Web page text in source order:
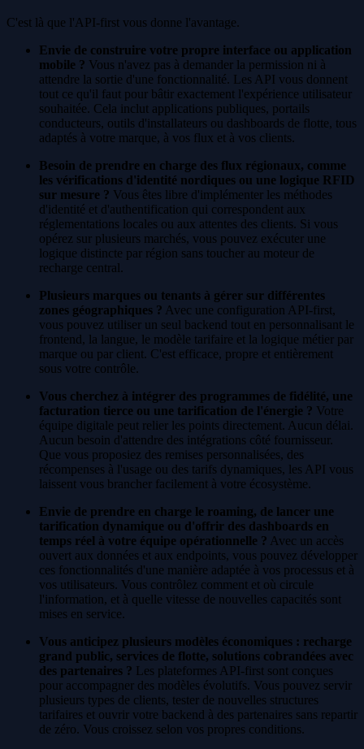
C'est là que l'API-first vous donne l'avantage.
Envie de construire votre propre interface ou application
mobile ? Vous n'avez pas à demander la permission ni à
attendre la sortie d'une fonctionnalité. Les API vous donnent
tout ce qu'il faut pour bâtir exactement l'expérience utilisateur
souhaitée. Cela inclut applications publiques, portails
conducteurs, outils d'installateurs ou dashboards de flotte, tous
adaptés à votre marque, à vos flux et à vos clients.
Besoin de prendre en charge des flux régionaux, comme
les vérifications d'identité nordiques ou une logique RFID
sur mesure ? Vous êtes libre d'implémenter les méthodes
d'identité et d'authentification qui correspondent aux
réglementations locales ou aux attentes des clients. Si vous
opérez sur plusieurs marchés, vous pouvez exécuter une
logique distincte par région sans toucher au moteur de
recharge central.
Plusieurs marques ou tenants à gérer sur différentes
zones géographiques ? Avec une configuration API-first,
vous pouvez utiliser un seul backend tout en personnalisant le
frontend, la langue, le modèle tarifaire et la logique métier par
marque ou par client. C'est efficace, propre et entièrement
sous votre contrôle.
Vous cherchez à intégrer des programmes de fidélité, une
facturation tierce ou une tarification de l'énergie ? Votre
équipe digitale peut relier les points directement. Aucun délai.
Aucun besoin d'attendre des intégrations côté fournisseur.
Que vous proposiez des remises personnalisées, des
récompenses à l'usage ou des tarifs dynamiques, les API vous
laissent vous brancher facilement à votre écosystème.
Envie de prendre en charge le roaming, de lancer une
tarification dynamique ou d'offrir des dashboards en
temps réel à votre équipe opérationnelle ? Avec un accès
ouvert aux données et aux endpoints, vous pouvez développer
ces fonctionnalités d'une manière adaptée à vos processus et à
vos utilisateurs. Vous contrôlez comment et où circule
l'information, et à quelle vitesse de nouvelles capacités sont
mises en service.
Vous anticipez plusieurs modèles économiques : recharge
grand public, services de flotte, solutions cobrandées avec
des partenaires ? Les plateformes API-first sont conçues
pour accompagner des modèles évolutifs. Vous pouvez servir
plusieurs types de clients, tester de nouvelles structures
tarifaires et ouvrir votre backend à des partenaires sans repartir
de zéro. Vous croissez selon vos propres conditions.